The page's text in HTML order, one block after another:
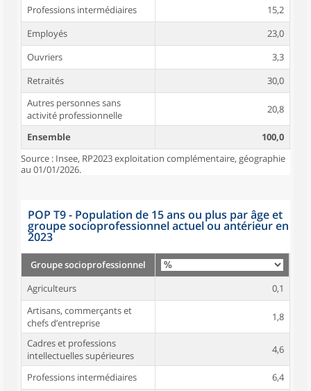
Professions intermédiaires
15,2
Employés
23,0
Ouvriers
3,3
Retraités
30,0
Autres personnes sans
activité professionnelle
20,8
Ensemble
100,0
Source : Insee, RP2023 exploitation complémentaire, géographie
au 01/01/2026.
POP T9 - Population de 15 ans ou plus par âge et
groupe socioprofessionnel actuel ou antérieur en
2023
Groupe socioprofessionnel
Agriculteurs
0,1
Artisans, commerçants et
chefs d’entreprise
1,8
Cadres et professions
intellectuelles supérieures
4,6
Professions intermédiaires
6,4